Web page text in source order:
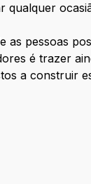
qualquer
pessoas
é trazer
a construir